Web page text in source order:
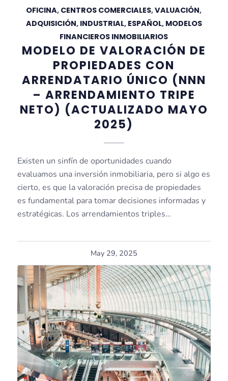
OFICINA, CENTROS COMERCIALES,VALUACIÓN,
ADQUISICIÓN, INDUSTRIAL, ESPAÑOL, MODELOS
FINANCIEROS INMOBILIARIOS
MODELO DE VALORACIÓN DE
PROPIEDADES CON
ARRENDATARIO ÚNICO (NNN
– ARRENDAMIENTO TRIPE
NETO) (ACTUALIZADO MAYO
2025)
Existen un sinfín de oportunidades cuando
evaluamos una inversión inmobiliaria, pero si algo es
cierto, es que la valoración precisa de propiedades
es fundamental para tomar decisiones informadas y
estratégicas. Los arrendamientos triples…
May 29, 2025